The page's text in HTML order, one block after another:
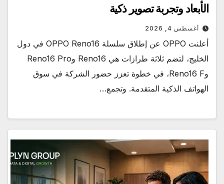
الأبعاد وتجربة تصوير ذكية
أغسطس 4, 2026
أعلنت OPPO عن إطلاق سلسلة OPPO Reno16 في دول
الخليج، لتضم ثلاثة طرازات هي Reno16 وReno16 Pro
وReno16 F، في خطوة تعزز حضور الشركة في سوق
الهواتف الذكية المتقدمة. وتجمع…